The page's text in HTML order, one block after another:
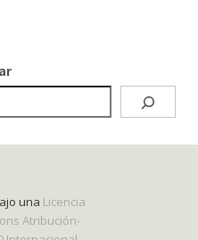
una Licencia
Atribución-